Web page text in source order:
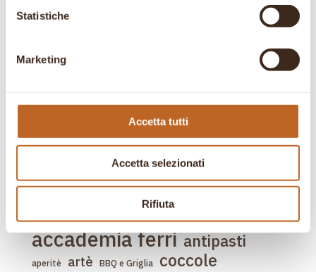
Statistiche
Marketing
Accetta tutti
Accetta selezionati
Rifiuta
Prodotti e Ricette
Infusioni Alternative
Storie di pasticceria
Tea tour
Tag
abbinamenti accademia
accademia ferri antipasti
aperitè artè BBQ e Griglia coccole